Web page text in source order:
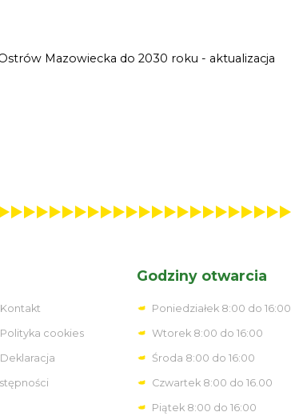
Mazowiecka do 2030 roku - aktualizacja
Kontakt
Polityka cookies
Deklaracja
Godziny otwarcia
Poniedziałek 8:00 do 16:00
Wtorek 8:00 do 16:00
Środa 8:00 do 16:00
Czwartek 8:00 do 16.00
Piątek 8:00 do 16:00